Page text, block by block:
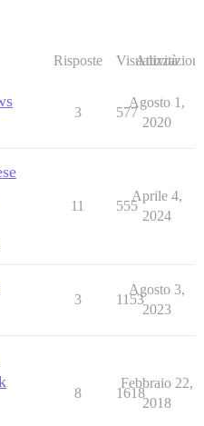
Risposte Visualizzazioni
Attività
3 577
Agosto 1,
2020
11 555
Aprile 4,
2024
3 1153
Agosto 3,
2023
8 1618
Febbraio 22,
2018